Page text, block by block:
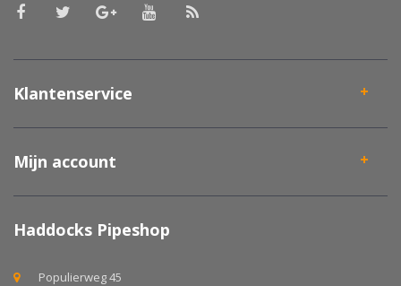
Klantenservice
Mijn account
Haddocks Pipeshop
Populierweg 45